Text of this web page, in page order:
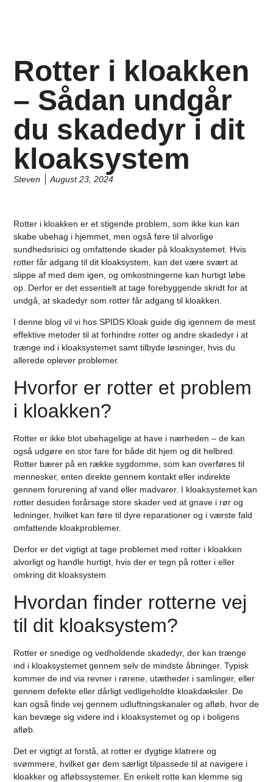
Rotter i kloakken
– Sådan undgår
du skadedyr i dit
kloaksystem
Steven August 23, 2024
Rotter i kloakken er et stigende problem, som ikke kun kan
skabe ubehag i hjemmet, men også føre til alvorlige
sundhedsrisici og omfattende skader på kloaksystemet. Hvis
rotter får adgang til dit kloaksystem, kan det være svært at
slippe af med dem igen, og omkostningerne kan hurtigt løbe
op. Derfor er det essentielt at tage forebyggende skridt for at
undgå, at skadedyr som rotter får adgang til kloakken.
I denne blog vil vi hos SPIDS Kloak guide dig igennem de mest
effektive metoder til at forhindre rotter og andre skadedyr i at
trænge ind i kloaksystemet samt tilbyde løsninger, hvis du
allerede oplever problemer.
Hvorfor er rotter et problem
i kloakken?
Rotter er ikke blot ubehagelige at have i nærheden – de kan
også udgøre en stor fare for både dit hjem og dit helbred.
Rotter bærer på en række sygdomme, som kan overføres til
mennesker, enten direkte gennem kontakt eller indirekte
gennem forurening af vand eller madvarer. I kloaksystemet kan
rotter desuden forårsage store skader ved at gnave i rør og
ledninger, hvilket kan føre til dyre reparationer og i værste fald
omfattende kloakproblemer.
Derfor er det vigtigt at tage problemet med rotter i kloakken
alvorligt og handle hurtigt, hvis der er tegn på rotter i eller
omkring dit kloaksystem.
Hvordan finder rotterne vej
til dit kloaksystem?
Rotter er snedige og vedholdende skadedyr, der kan trænge
ind i kloaksystemet gennem selv de mindste åbninger. Typisk
kommer de ind via revner i rørene, utætheder i samlinger, eller
gennem defekte eller dårligt vedligeholdte kloakdæksler. De
kan også finde vej gennem udluftningskanaler og afløb, hvor de
kan bevæge sig videre ind i kloaksystemet og op i boligens
afløb.
Det er vigtigt at forstå, at rotter er dygtige klatrere og
svømmere, hvilket gør dem særligt tilpassede til at navigere i
kloakker og afløbssystemer. En enkelt rotte kan klemme sig